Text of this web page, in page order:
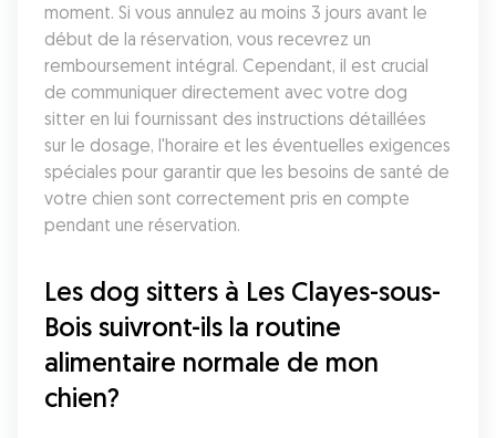
moment. Si vous annulez au moins 3 jours avant le
début de la réservation, vous recevrez un
remboursement intégral. Cependant, il est crucial
de communiquer directement avec votre dog
sitter en lui fournissant des instructions détaillées
sur le dosage, l'horaire et les éventuelles exigences
spéciales pour garantir que les besoins de santé de
votre chien sont correctement pris en compte
pendant une réservation.
Les dog sitters à Les Clayes-sous-
Bois suivront-ils la routine
alimentaire normale de mon
chien?